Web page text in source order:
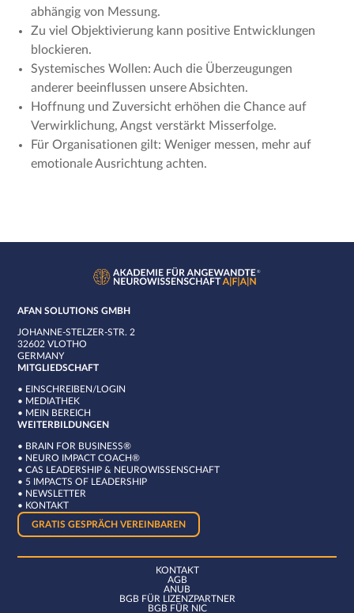
abhängig von Messung.
Zu viel Objektivierung kann positive Entwicklungen
blockieren.
Systemisches Wollen: Auch die Überzeugungen
anderer beeinflussen unsere Absichten.
Hoffnung und Zuversicht erhöhen die Chance auf
Verwirklichung, Angst verstärkt Misserfolge.
Für Organisationen gilt: Weniger messen, mehr auf
emotionale Ausrichtung achten.
AFAN SOLUTIONS GMBH
JOHANNE-STELZER-STR. 2
32602 VLOTHO
GERMANY
MITGLIEDSCHAFT
• EINSCHREIBEN/LOGIN
• MEDIATHEK
• MEIN BEREICH
WEITERBILDUNGEN
• BRAIN FOR BUSINESS®
• NEURO IMPACT COACH®
•CAS LEADERSHIP & NEUROWISSENSCHAFT
• 5 IMPACTS OF LEADERSHIP
• NEWSLETTER
• KONTAKT
GRATIS GESPRÄCH VEREINBAREN
KONTAKT
AGB
ANUB
BGB FÜR LIZENZPARTNER
BGB FÜR NIC